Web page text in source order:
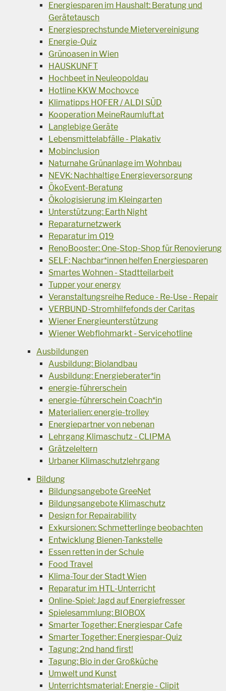
Energiesparen im Haushalt: Beratung und
Gerätetausch
Energiesprechstunde Mietervereinigung
Energie-Quiz
Grünoasen in Wien
HAUSKUNFT
Hochbeet in Neuleopoldau
Hotline KKW Mochovce
Klimatipps HOFER / ALDI SÜD
Kooperation MeineRaumluft.at
Langlebige Geräte
Lebensmittelabfälle - Plakativ
Mobinclusion
Naturnahe Grünanlage im Wohnbau
NEVK: Nachhaltige Energieversorgung
ÖkoEvent-Beratung
Ökologisierung im Kleingarten
Unterstützung: Earth Night
Reparaturnetzwerk
Reparatur im Q19
RenoBooster: One-Stop-Shop für Renovierung
SELF: Nachbar*innen helfen Energiesparen
Smartes Wohnen - Stadtteilarbeit
Tupper your energy
Veranstaltungsreihe Reduce - Re-Use - Repair
VERBUND-Stromhilfefonds der Caritas
Wiener Energieunterstützung
Wiener Webflohmarkt - Servicehotline
Ausbildungen
Ausbildung: Biolandbau
Ausbildung: Energieberater*in
energie-führerschein
energie-führerschein Coach*in
Materialien: energie-trolley
Energiepartner von nebenan
Lehrgang Klimaschutz - CLIPMA
Grätzeleltern
Urbaner Klimaschutzlehrgang
Bildung
Bildungsangebote GreeNet
Bildungsangebote Klimaschutz
Design for Repairability
Exkursionen: Schmetterlinge beobachten
Entwicklung Bienen-Tankstelle
Essen retten in der Schule
Food Travel
Klima-Tour der Stadt Wien
Reparatur im HTL-Unterricht
Online-Spiel: Jagd auf Energiefresser
Spielesammlung: BIOBOX
Smarter Together: Energiespar Cafe
Smarter Together: Energiespar-Quiz
Tagung: 2nd hand first!
Tagung: Bio in der Großküche
Umwelt und Kunst
Unterrichtsmaterial: Energie - Clipit